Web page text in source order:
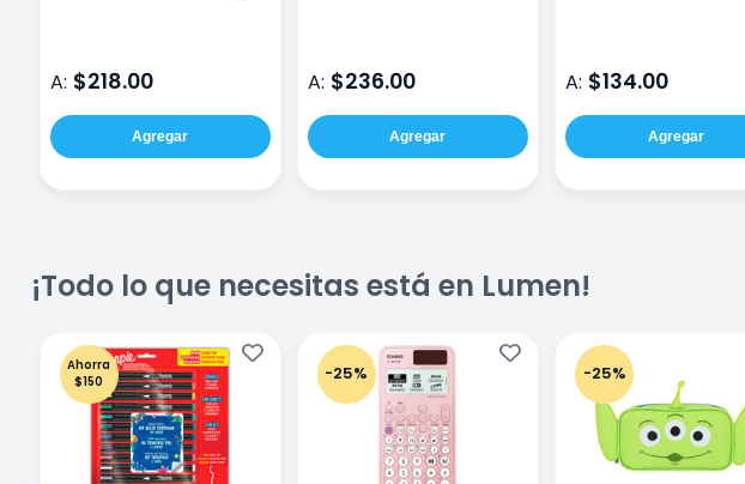
A: $218.00
Agregar
A: $236.00
Agregar
A: $134.00
Agregar
¡Todo lo que necesitas está en Lumen!
Ahorra
$150
-25% -25%